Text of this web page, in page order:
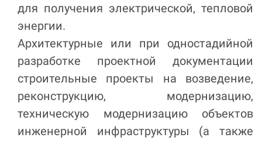
для получения электрической, тепловой
энергии.
Архитектурные или при одностадийной
разработке проектной документации
строительные проекты на возведение,
реконструкцию, модернизацию,
техническую модернизацию объектов
инженерной инфраструктуры (а также